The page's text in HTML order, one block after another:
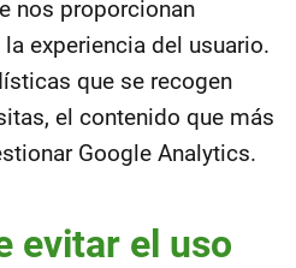
nos proporcionan
experiencia del usuario.
que se recogen
el contenido que más
Google Analytics.
evitar el uso